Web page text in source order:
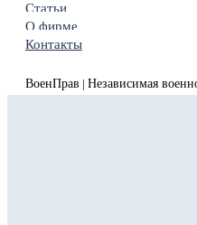
Статьи
О фирме
Контакты
ВоенПрав Независимая